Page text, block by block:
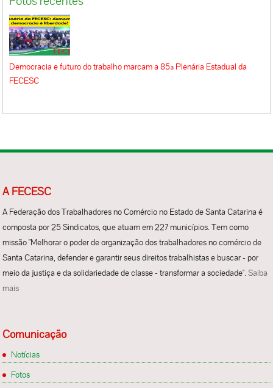
Democracia e futuro do trabalho marcam a 85ª Plenária Estadual da
FECESC
A FECESC
A Federação dos Trabalhadores no Comércio no Estado de Santa Catarina é
composta por 25 Sindicatos, que atuam em 227 municípios. Tem como
missão "Melhorar o poder de organização dos trabalhadores no comércio de
Santa Catarina, defender e garantir seus direitos trabalhistas e buscar - por
meio da justiça e da solidariedade de classe - transformar a sociedade".Saiba
mais
Comunicação
Notícias
Fotos